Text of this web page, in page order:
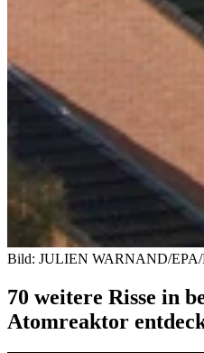
Bild: JULIEN WARNAND/
70 weitere Risse in
Atomreaktor